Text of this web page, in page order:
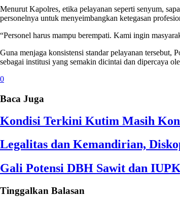
Menurut Kapolres, etika pelayanan seperti senyum,
personelnya untuk menyeimbangkan ketegasan
“Personel harus mampu berempati. Kami ingin
Guna menjaga konsistensi standar pelayanan
sebagai institusi yang semakin dicintai dan dipercaya
0
Baca Juga
Kondisi Terkini Kutim Masih
Legalitas dan Kemandirian,
Gali Potensi DBH Sawit dan
Tinggalkan Balasan